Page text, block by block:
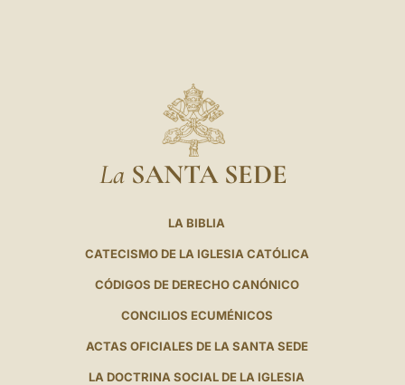
La SANTA SEDE
LA BIBLIA
CATECISMO DE LA IGLESIA CATÓLICA
CÓDIGOS DE DERECHO CANÓNICO
CONCILIOS ECUMÉNICOS
ACTAS OFICIALES DE LA SANTA SEDE
LA DOCTRINA SOCIAL DE LA IGLESIA